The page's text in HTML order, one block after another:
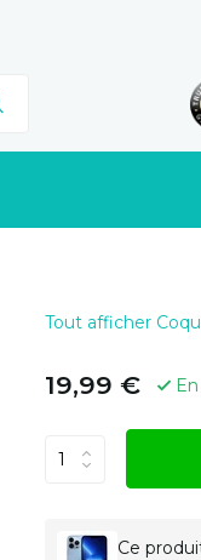
Tout afficher
19,99 €
Ce